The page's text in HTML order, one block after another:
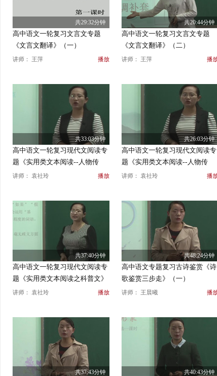
共29:32分钟
高中语文一轮复习文言文专题
《文言文翻译》（一）
讲师： 王萍 播放
共20:44分钟
高中语文一轮复习文言文专题
《文言文翻译》（二）
讲师： 王萍 播
共33:03分钟
高中语文一轮复习现代文阅读专
题《实用类文本阅读--人物传
记》（三）
讲师： 袁社玲 播放
共26:03分钟
高中语文一轮复习现代文阅读专
题《实用类文本阅读--人物传
记》（四）
讲师： 袁社玲 播
共37:40分钟
高中语文一轮复习现代文阅读专
题《实用类文本阅读之科普文》
（二）
讲师： 袁社玲 播放
共48:24分钟
高中语文专题复习古诗鉴赏《诗
歌鉴赏三步走》（一）
讲师： 王晨曦 播
共37:43分钟 共40:43分钟